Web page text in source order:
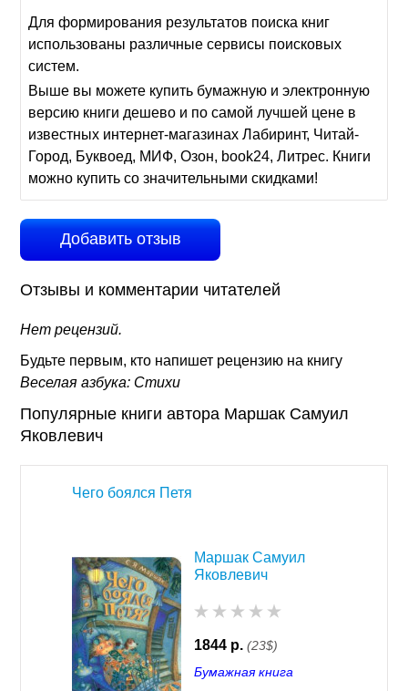
Для формирования результатов поиска книг
использованы различные сервисы поисковых
систем.
Выше вы можете купить бумажную и электронную
версию книги дешево и по самой лучшей цене в
известных интернет-магазинах Лабиринт, Читай-
Город, Буквоед, МИФ, Озон, book24, Литрес. Книги
можно купить со значительными скидками!
Добавить отзыв
Отзывы и комментарии читателей
Нет рецензий.
Будьте первым, кто напишет рецензию на книгу
Веселая азбука: Стихи
Популярные книги автора Маршак Самуил
Яковлевич
Чего боялся Петя
Маршак Самуил
Яковлевич
1844 р. (23$)
Бумажная книга